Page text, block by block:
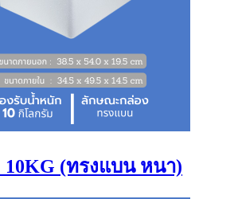
(ทรงแบน หนา)